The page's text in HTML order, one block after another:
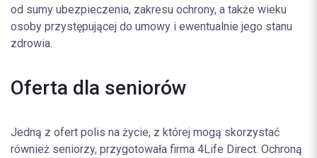
od sumy ubezpieczenia, zakresu ochrony, a także wieku
osoby przystępującej do umowy i ewentualnie jego stanu
zdrowia.
Oferta dla seniorów
Jedną z ofert polis na życie, z której mogą skorzystać
również seniorzy, przygotowała firma 4Life Direct. Ochroną